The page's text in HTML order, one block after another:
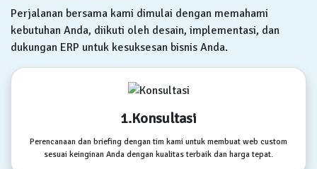
Perjalanan bersama kami dimulai dengan memahami
kebutuhan Anda, diikuti oleh desain, implementasi, dan
dukungan ERP untuk kesuksesan bisnis Anda.
1.Konsultasi
Perencanaan dan briefing dengan tim kami untuk membuat web custom
sesuai keinginan Anda dengan kualitas terbaik dan harga tepat.